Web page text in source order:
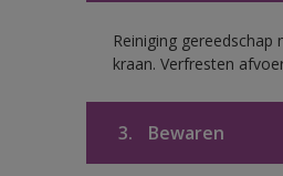
Reiniging
kraan. Verfresten
3. Bewaren